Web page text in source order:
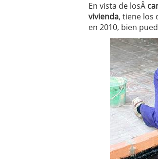
del
en
05/
29/
26/
En vista de losÂ
vivienda, tiene los
en 2010, bien